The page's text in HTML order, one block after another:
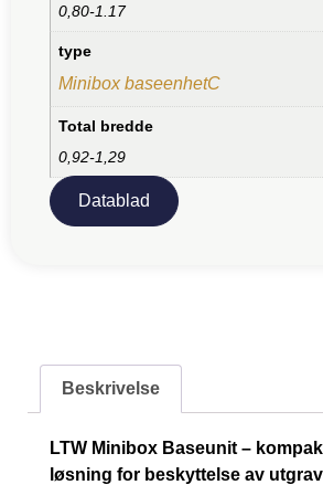
0,80-1.17
type
Minibox baseenhetC
Total bredde
0,92-1,29
Datablad
Beskrivelse
LTW Minibox Baseunit –
løsning for beskyttelse av